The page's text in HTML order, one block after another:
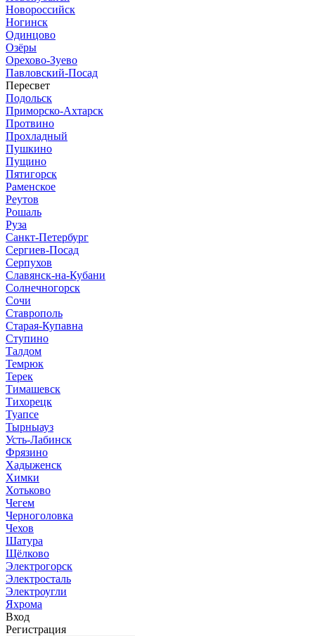
Новороссийск
Ногинск
Одинцово
Озёры
Орехово-Зуево
Павловский-Посад
Пересвет
Подольск
Приморско-Ахтарск
Протвино
Прохладный
Пушкино
Пущино
Пятигорск
Раменское
Реутов
Рошаль
Руза
Санкт-Петербург
Сергиев-Посад
Серпухов
Славянск-на-Кубани
Солнечногорск
Сочи
Ставрополь
Старая-Купавна
Ступино
Талдом
Темрюк
Терек
Тимашевск
Тихорецк
Туапсе
Тырныауз
Усть-Лабинск
Фрязино
Хадыженск
Химки
Хотьково
Чегем
Черноголовка
Чехов
Шатура
Щёлково
Электрогорск
Электросталь
Электроугли
Яхрома
Вход
Регистрация